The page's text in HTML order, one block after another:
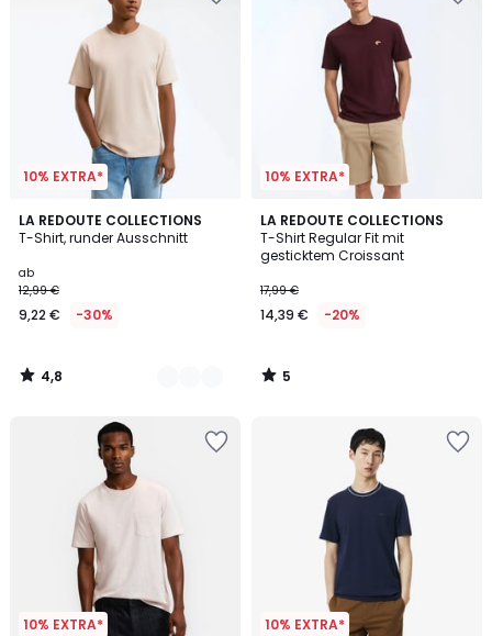
10% EXTRA*
LA REDOUTE COLLECTIONS
T-Shirt, runder Ausschnitt
ab
12,99 €
9,22 € -30%
4,8
/ 5
10
Farben
4,8
/
10% EXTRA*
LA REDOUTE COLLECTIONS
T-Shirt Regular Fit mit
gesticktem Croissant
17,99 €
14,39 € -20%
5
/
5
5
/
10% EXTRA* 10% EXTRA*